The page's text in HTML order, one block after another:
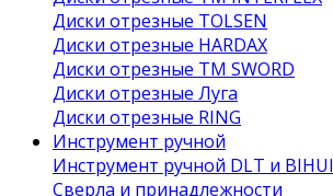
Диски отрезные TOLSEN
Диски отрезные HARDAX
Диски отрезные ТМ SWORD
Диски отрезные Луга
Диски отрезные RING
Инструмент ручной
Инструмент ручной DLT и BIHUI
Сверла и принадлежности